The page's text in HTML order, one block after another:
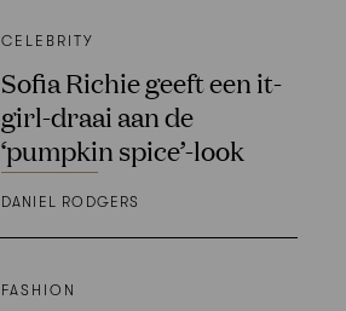
CELEBRITY
Sofia Richie geeft een it-
girl-draai aan de
‘pumpkin spice’-look
DANIEL RODGERS
FASHION